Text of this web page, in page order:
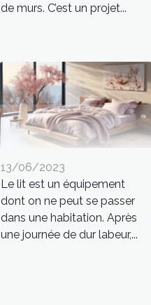
de murs. C’est un projet...
13/06/2023
Le lit est un équipement
dont on ne peut se passer
dans une habitation. Après
une journée de dur labeur,...